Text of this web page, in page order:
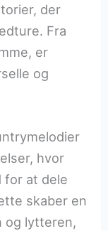
der
Fra
er
og
hvor
for at dele
skaber en
og lytteren,